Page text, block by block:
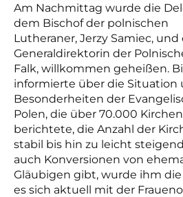
Am Nachmittag wurde die
dem Bischof der polnischen
Lutheraner, Jerzy Samiec, und
Generaldirektorin der
Falk, willkommen geheißen.
informierte über die Situation
Besonderheiten der
Polen, die über 70.000
berichtete, die Anzahl der
stabil bis hin zu leicht
auch Konversionen von
Gläubigen gibt, wurde ihm
es sich aktuell mit der